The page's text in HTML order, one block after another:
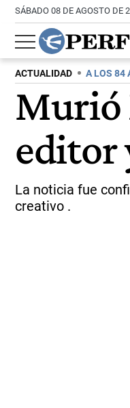
SÁBADO 08 DE AGOSTO DE
ACTUALIDAD A LOS 84
Murió
editor
La noticia fue
creativo .